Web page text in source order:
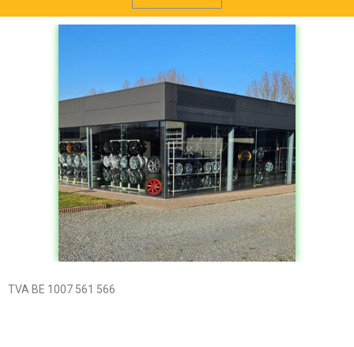
TVA BE 1007 561 566